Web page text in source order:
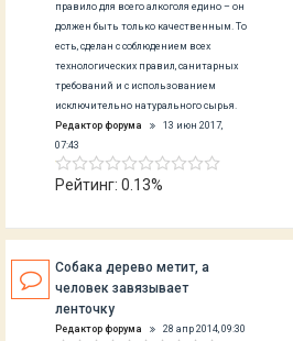
правило для всего алкоголя едино – он
должен быть только качественным. То
есть, сделан с соблюдением всех
технологических правил, санитарных
требований и с использованием
исключительно натурального сырья.
Редактор форума
13 июн 2017,
07:43
Рейтинг: 0.13%
Собака дерево метит, а
человек завязывает
ленточку
Редактор форума 28 апр 2014, 09:30